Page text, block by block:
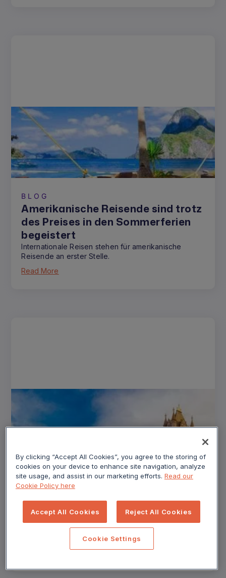
BLOG
Amerikanische Reisende sind trotz
des Preises in den Sommerferien
begeistert
Internationale Reisen stehen für amerikanische
Reisende an erster Stelle.
Read More
BLOG
Europäische Reiseziele sind in
diesem Sommer bei Weltreisenden
beliebt
Informieren Sie sich über die neuesten europäischen
Sommerreisetrends 2023.
By clicking “Accept All Cookies”, you agree to the storing of
cookies on your device to enhance site navigation, analyze
site usage, and assist in our marketing efforts. Read our
Cookie Policy here
Accept All Cookies Reject All Cookies
Cookie Settings